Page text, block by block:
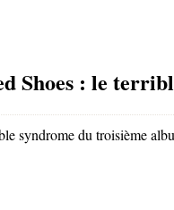
Shoes : le